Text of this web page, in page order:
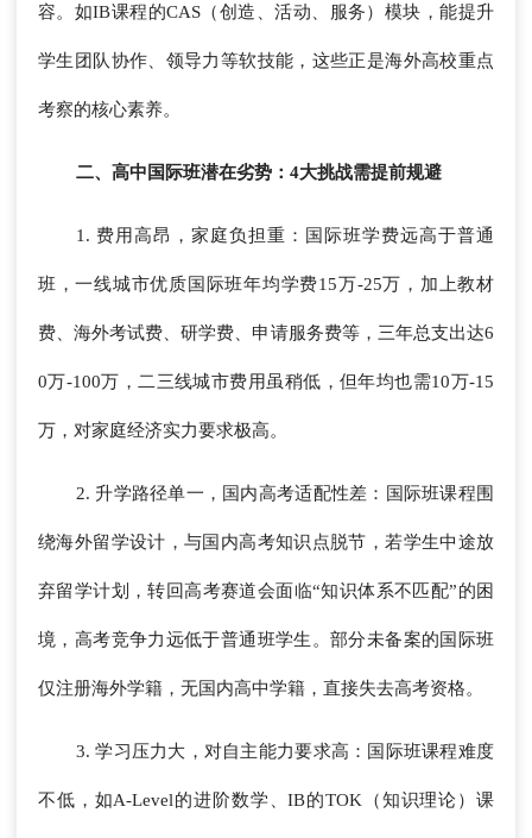
容。如IB课程的CAS（创造、活动、服务）模块，能提升
学生团队协作、领导力等软技能，这些正是海外高校重点
考察的核心素养。
二、高中国际班潜在劣势：4大挑战需提前规避
1. 费用高昂，家庭负担重：国际班学费远高于普通
班，一线城市优质国际班年均学费15万-25万，加上教材
费、海外考试费、研学费、申请服务费等，三年总支出达6
0万-100万，二三线城市费用虽稍低，但年均也需10万-15
万，对家庭经济实力要求极高。
2. 升学路径单一，国内高考适配性差：国际班课程围
绕海外留学设计，与国内高考知识点脱节，若学生中途放
弃留学计划，转回高考赛道会面临“知识体系不匹配”的困
境，高考竞争力远低于普通班学生。部分未备案的国际班
仅注册海外学籍，无国内高中学籍，直接失去高考资格。
3. 学习压力大，对自主能力要求高：国际班课程难度
不低，如A-Level的进阶数学、IB的TOK（知识理论）课